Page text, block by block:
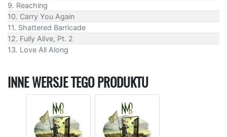
9. Reaching
10. Carry You Again
11. Shattered Barricade
12. Fully Alive, Pt. 2
13. Love All Along
INNE WERSJE TEGO PRODUKTU